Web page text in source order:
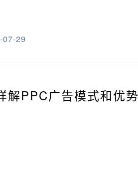
07-29
解PPC广告模式和优势